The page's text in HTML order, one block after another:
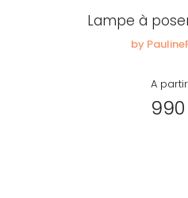
Lampe à
by
A